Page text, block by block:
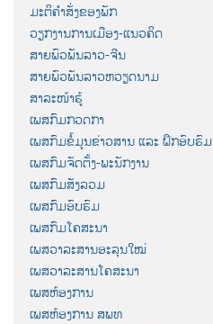
ມະຕິຄຳສັ່ງຂອງພັກ
ວຽກງານການເມືອງ-ແນວຄິດ
ສາຍພົວພັນລາວ-ຈີນ
ສາຍພົວພັນລາວຫວຽດນາມ
ສາລະໜ້າຮູ້
ເພສກົມກວດກາ
ເພສກົມຂໍ້ມູນຂ່າວສານ ແລະ ຝຶກອົບຮົມ
ເພສກົມຈັດຕັ້ງ-ພະນັກງານ
ເພສກົມສັງລວມ
ເພສກົມອົບຮົມ
ເພສກົມໂຄສະນາ
ເພສວາລະສານອະລຸນໃໝ່
ເພສວາລະສານໂຄສະນາ
ເພສຫ້ອງການ
ເພສຫ້ອງການ ສພທ